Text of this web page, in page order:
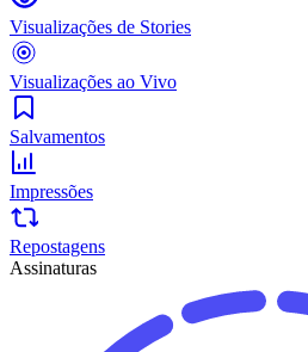
Visualizações de Stories
Visualizações ao Vivo
Salvamentos
Impressões
Repostagens
Assinaturas